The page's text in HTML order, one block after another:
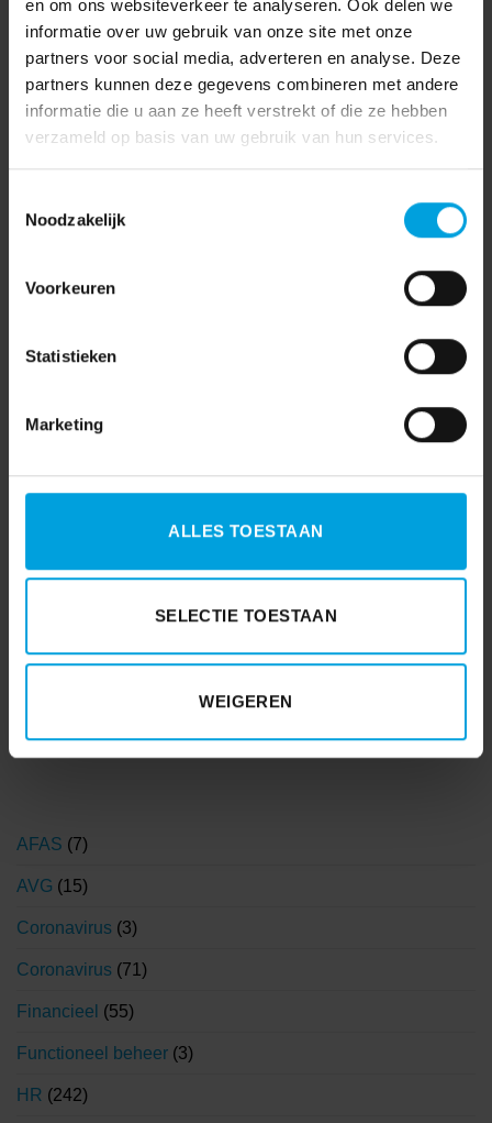
en om ons websiteverkeer te analyseren. Ook delen we
informatie over uw gebruik van onze site met onze
partners voor social media, adverteren en analyse. Deze
partners kunnen deze gegevens combineren met andere
informatie die u aan ze heeft verstrekt of die ze hebben
verzameld op basis van uw gebruik van hun services.
Noodzakelijk
Voorkeuren
Statistieken
Marketing
ALLES TOESTAAN
SELECTIE TOESTAAN
WEIGEREN
AFAS (7)
AVG (15)
Coronavirus (3)
Coronavirus (71)
Financieel (55)
Functioneel beheer (3)
HR (242)